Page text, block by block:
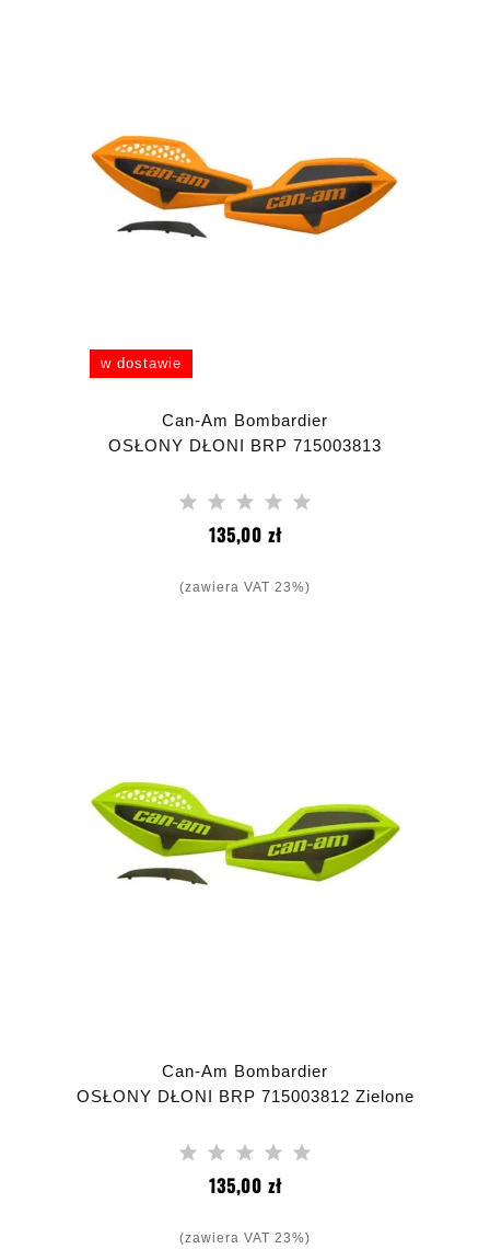
w dostawie
Can-Am Bombardier
OSŁONY DŁONI BRP 715003813
135,00 złCena
(zawiera VAT 23%)
Can-Am Bombardier
OSŁONY DŁONI BRP 715003812 Zielone
135,00 złCena
(zawiera VAT 23%)